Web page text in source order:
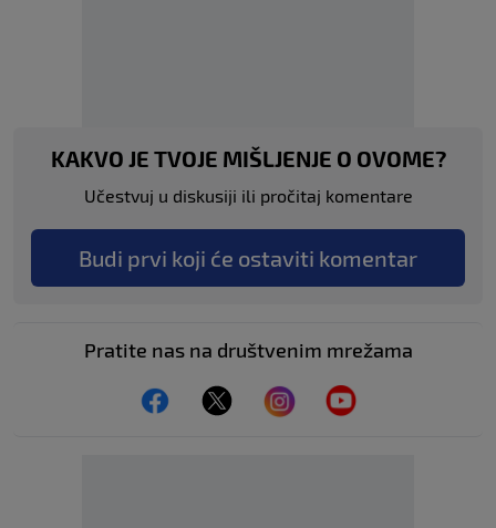
KAKVO JE TVOJE MIŠLJENJE O OVOME?
Učestvuj u diskusiji ili pročitaj komentare
Budi prvi koji će ostaviti komentar
Pratite nas na društvenim mrežama